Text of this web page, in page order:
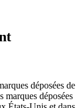
déposées de
marques déposées